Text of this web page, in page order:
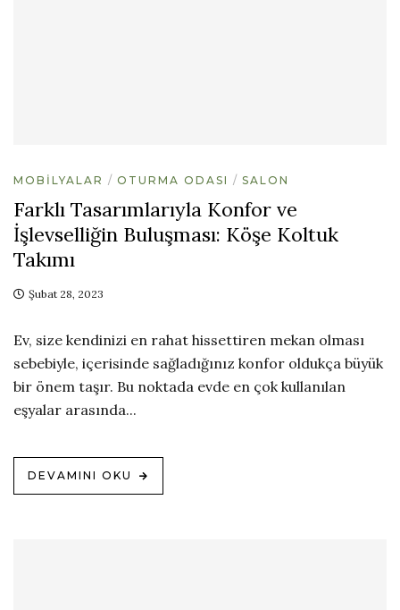
MOBILYALAR OTURMA ODASI SALON
Farklı Tasarımlarıyla Konfor ve
İşlevselliğin Buluşması: Köşe Koltuk
Takımı
Şubat 28, 2023
Ev, size kendinizi en rahat hissettiren mekan olması
sebebiyle, içerisinde sağladığınız konfor oldukça büyük
bir önem taşır. Bu noktada evde en çok kullanılan
eşyalar arasında...
DEVAMINI OKU